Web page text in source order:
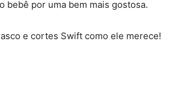
bebê por uma bem mais gostosa.
e cortes Swift como ele merece!